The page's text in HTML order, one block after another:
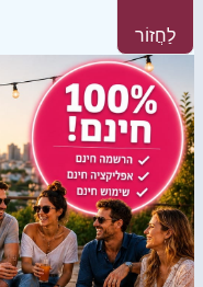
לַחֲזוֹר